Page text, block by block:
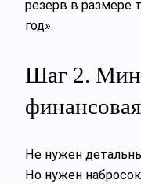
резерв в размере
год».
Шаг 2.
Не нужен
Но нужен